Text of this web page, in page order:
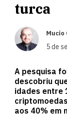
turca
Mucio
5 de
A pesquisa
descobriu
idades entre
aos 40% em